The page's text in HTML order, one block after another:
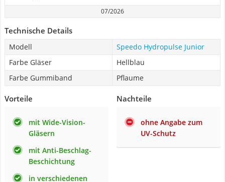
07/2026
Technische Details
Modell
Speedo Hydropulse Junior
Farbe Gläser
Hellblau
Farbe Gummiband
Pflaume
Vorteile
mit Wide-Vision-
Gläsern
mit Anti-Beschlag-
Beschichtung
in verschiedenen
Nachteile
ohne Angabe zum
UV-Schutz